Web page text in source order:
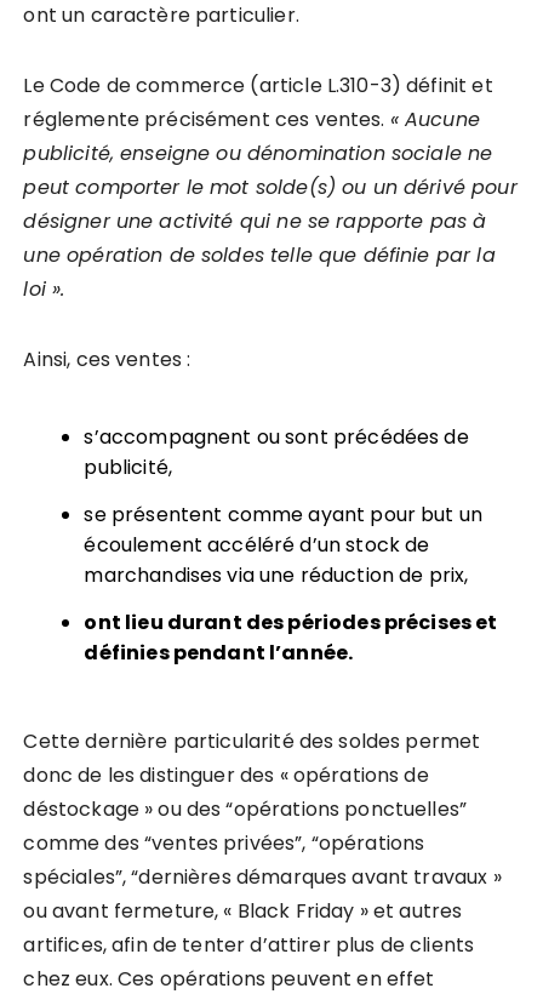
ont un caractère particulier.
Le Code de commerce (article L.310-3) définit et
réglemente précisément ces ventes. « Aucune
publicité, enseigne ou dénomination sociale ne
peut comporter le mot solde(s) ou un dérivé pour
désigner une activité qui ne se rapporte pas à
une opération de soldes telle que définie par la
loi ».
Ainsi, ces ventes :
s’accompagnent ou sont précédées de
publicité,
se présentent comme ayant pour but un
écoulement accéléré d’un stock de
marchandises via une réduction de prix,
ont lieu durant des périodes précises et
définies pendant l’année.
Cette dernière particularité des soldes permet
donc de les distinguer des « opérations de
déstockage » ou des “opérations ponctuelles”
comme des “ventes privées”, “opérations
spéciales”, “dernières démarques avant travaux »
ou avant fermeture, « Black Friday » et autres
artifices, afin de tenter d’attirer plus de clients
chez eux. Ces opérations peuvent en effet